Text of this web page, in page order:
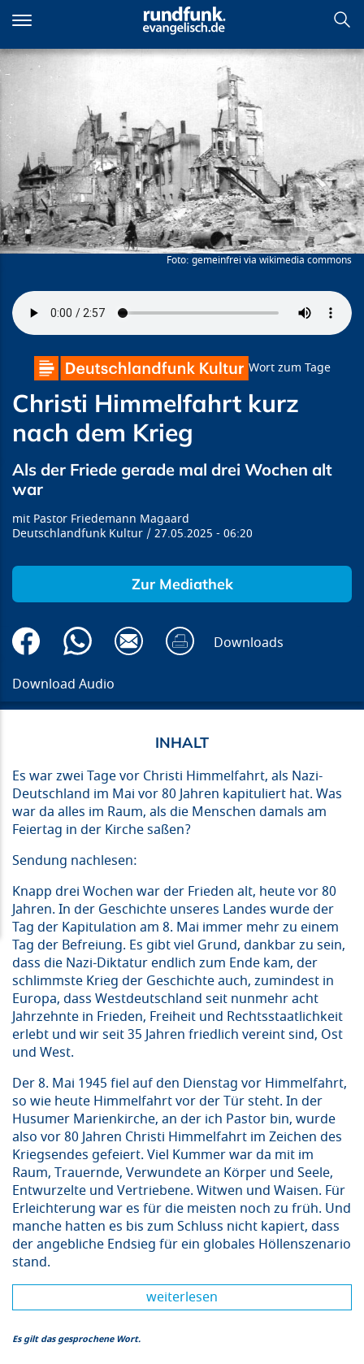
zum
Inhalt
Christi Himmelfahrt kurz
nach dem Krieg
gemeinfrei via wikimedia commons
Wort zum Tage
Christi Himmelfahrt kurz
nach dem Krieg
Als der Friede gerade mal drei Wochen alt
war
Pastor Friedemann Magaard
Deutschlandfunk Kultur
27.05.2025 06:20
Zur Mediathek
Downloads
Download Audio
Es war zwei Tage vor Christi Himmelfahrt, als Nazi-
Deutschland im Mai vor 80 Jahren kapituliert hat. Was
war da alles im Raum, als die Menschen damals am
Feiertag in der Kirche saßen?
Sendung nachlesen:
Knapp drei Wochen war der Frieden alt, heute vor 80
Jahren. In der Geschichte unseres Landes wurde der
Tag der Kapitulation am 8. Mai immer mehr zu einem
Tag der Befreiung. Es gibt viel Grund, dankbar zu sein,
dass die Nazi-Diktatur endlich zum Ende kam, der
schlimmste Krieg der Geschichte auch, zumindest in
Europa, dass Westdeutschland seit nunmehr acht
Jahrzehnte in Frieden, Freiheit und Rechtsstaatlichkeit
erlebt und wir seit 35 Jahren friedlich vereint sind, Ost
und West.
Der 8. Mai 1945 fiel auf den Dienstag vor Himmelfahrt,
so wie heute Himmelfahrt vor der Tür steht. In der
Husumer Marienkirche, an der ich Pastor bin, wurde
also vor 80 Jahren Christi Himmelfahrt im Zeichen des
Kriegsendes gefeiert. Viel Kummer war da mit im
Raum, Trauernde, Verwundete an Körper und Seele,
Entwurzelte und Vertriebene. Witwen und Waisen. Für
Erleichterung war es für die meisten noch zu früh. Und
manche hatten es bis zum Schluss nicht kapiert, dass
der angebliche Endsieg für ein globales Höllenszenario
stand.
weiterlesen
Es gilt das gesprochene Wort.